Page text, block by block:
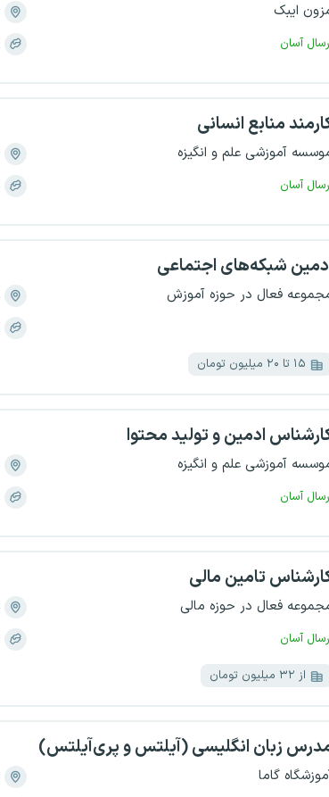
ایبک
آسان
منابع انسانی
آموزشی علم و انگیزه
آسان
شبکه‌های اجتماعی
فعال در حوزه آموزش
۱۵ تا ۲۰ میلیون تومان
ادمین و تولید محتوا
آموزشی علم و انگیزه
آسان
تامین مالی
فعال در حوزه مالی
آسان
از ۳۲ میلیون تومان
زبان انگلیسی (آیلتس و پری‌آیلتس)
گاما